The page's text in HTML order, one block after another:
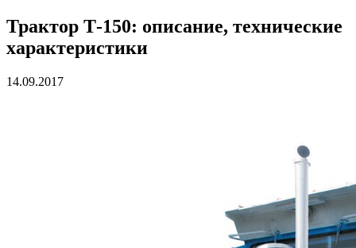
Трактор Т-150: описание, технические
характеристики
14.09.2017